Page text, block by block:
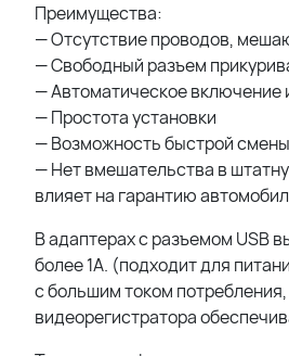
Преимущества:
— Отсутствие проводов,
— Свободный разъем
— Автоматическое включение
— Простота установки
— Возможность быстрой
— Нет вмешательства в
влияет на гарантию
В адаптерах с разъемом USB
более 1А. (подходит для
с большим током
видеорегистратора